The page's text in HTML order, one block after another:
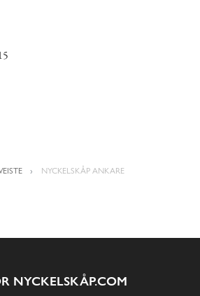
NYCKELSKÅP ANKARE
NYCKELSKÅP.COM